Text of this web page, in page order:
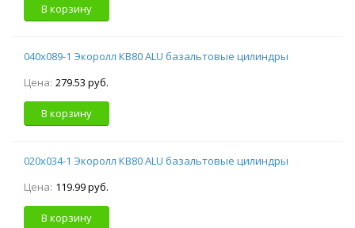
В корзину
040х089-1 Экоролл КВ80 ALU базальтовые цилиндры
Цена: 279.53 руб.
В корзину
020х034-1 Экоролл КВ80 ALU базальтовые цилиндры
Цена: 119.99 руб.
В корзину